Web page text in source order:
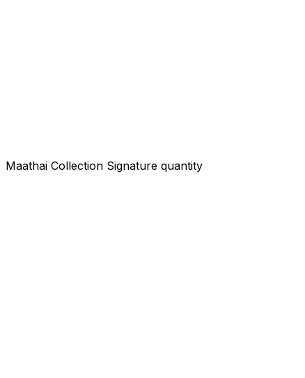
Maathai Collection Signature quantity